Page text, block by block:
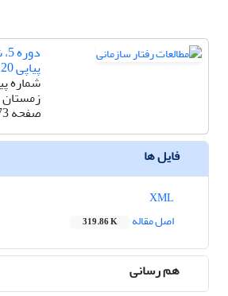
پیاپی 20
شماره
زمستان 1395
صفحه
فایل ها
اصل مقاله
319.86 K
هم رسانی